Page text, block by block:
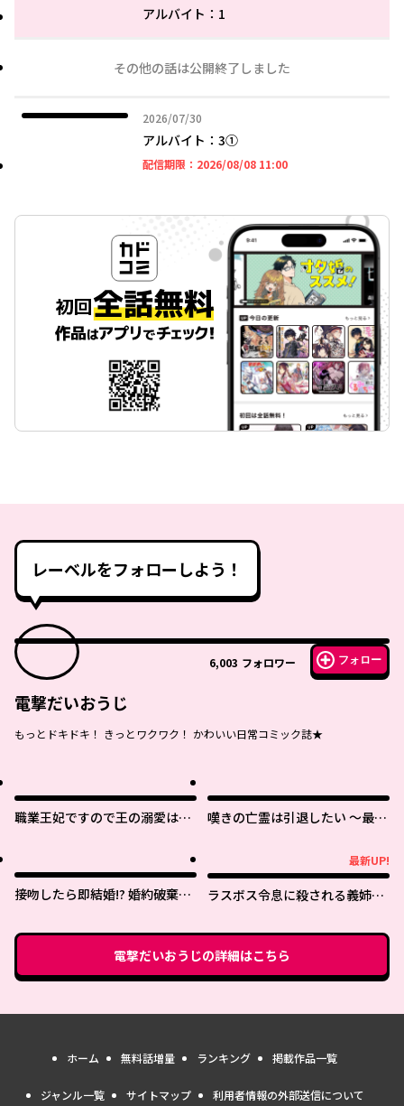
アルバイト：1
その他の話は公開終了しました
2026/07/30
2026年07月30日
アルバイト：3①
配信期限： 2026/08/08 11:002026年08月08日 11時
レーベルをフォローしよう！
6,003 フォロワー フォロー
電撃だいおうじ
もっとドキドキ！ きっとワクワク！ かわいい日常コミック誌★
職業王妃ですので王の溺愛はご
嘆きの亡霊は引退したい ～最弱
接吻したら即結婚!? 婚約破棄さ
の皇帝でした
最新UP!
ラスボス令息に殺される義姉で
ました。
電撃だいおうじの詳細はこちら
ホーム 無料話増量 ランキング 掲載作品一覧
ジャンル一覧 サイトマップ 利用者情報の外部送信について